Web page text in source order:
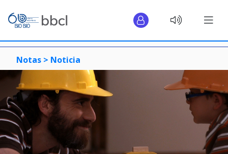
Notas > Noticia